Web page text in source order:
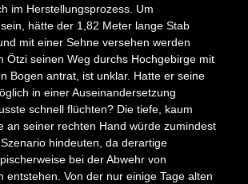
im Herstellungsprozess. Um
hätte der 1,82 Meter lange Stab
mit einer Sehne versehen werden
Ötzi seinen Weg durchs Hochgebirge mit
Bogen antrat, ist unklar. Hatte er seine
in einer Auseinandersetzung
schnell flüchten? Die tiefe, kaum
an seiner rechten Hand würde zumindest
hindeuten, da derartige
bei der Abwehr von
entstehen. Von der nur einige Tage alten